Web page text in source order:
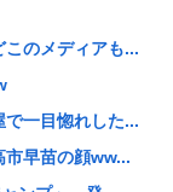
発表より死者...
バすぎた…
おかしいだろ...
ガスが漏れ...
のメディアも...
で一目惚れした...
市早苗の顔ww...